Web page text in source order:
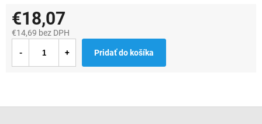
€18,07
€14,69 bez DPH
cena:
Pridať do košíka